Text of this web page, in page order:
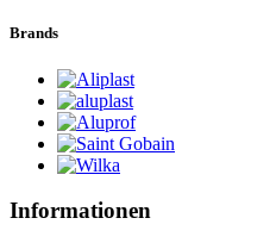
Brands
Informationen